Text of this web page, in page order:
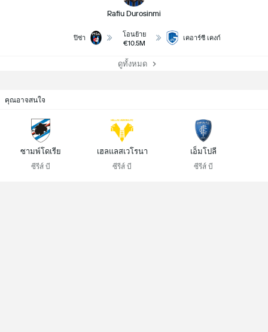
Rafiu Durosinmi
ปิซ่า
โอนย้าย
€10.5M
เคอาร์ซี เคงก์
ดูทั้งหมด
คุณอาจสนใจ
ซามพ์โดเรีย
ซีรีส์ บี
เฮลแลสเวโรนา
ซีรีส์ บี
เอ็มโปลี
ซีรีส์ บี